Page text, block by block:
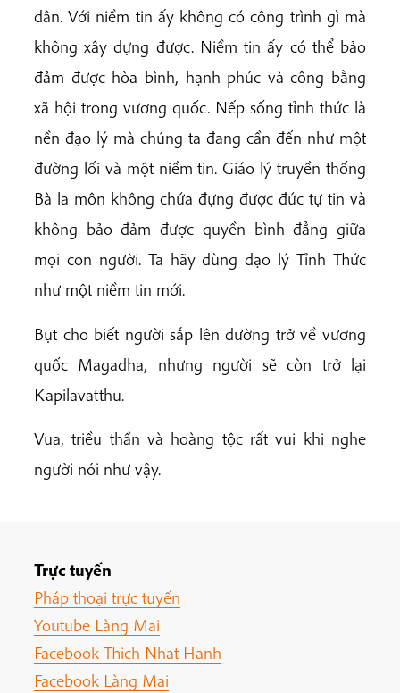
dân. Với niềm tin ấy không có công trình gì mà
không xây dựng được. Niềm tin ấy có thể bảo
đảm được hòa bình, hạnh phúc và công bằng
xã hội trong vương quốc. Nếp sống tỉnh thức là
nền đạo lý mà chúng ta đang cần đến như một
đường lối và một niềm tin. Giáo lý truyền thống
Bà la môn không chứa đựng được đức tự tin và
không bảo đảm được quyền bình đẳng giữa
mọi con người. Ta hãy dùng đạo lý Tỉnh Thức
như một niềm tin mới.
Bụt cho biết người sắp lên đường trở về vương
quốc Magadha, nhưng người sẽ còn trở lại
Kapilavatthu.
Vua, triều thần và hoàng tộc rất vui khi nghe
người nói như vậy.
Trực tuyến
Pháp thoại trực tuyến
Youtube Làng Mai
Facebook Thich Nhat Hanh
Facebook Làng Mai